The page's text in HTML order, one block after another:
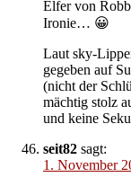
Elfer von
Ironie… 😀
Laut sky-
gegeben auf
(nicht der
mächtig stolz
und keine
seit82 sagt:
1. November